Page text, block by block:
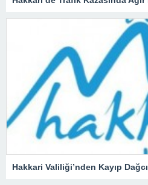
Hakkari Valiliği’nden Kayıp